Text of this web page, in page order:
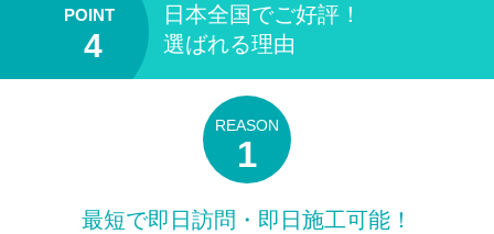
日本全国でご好評！
選ばれる理由
最短で即日訪問・即日施工可能！